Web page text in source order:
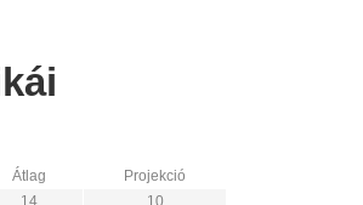
Átlag
Projekció
14 10